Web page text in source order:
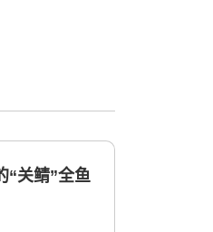
“关鲭”全鱼